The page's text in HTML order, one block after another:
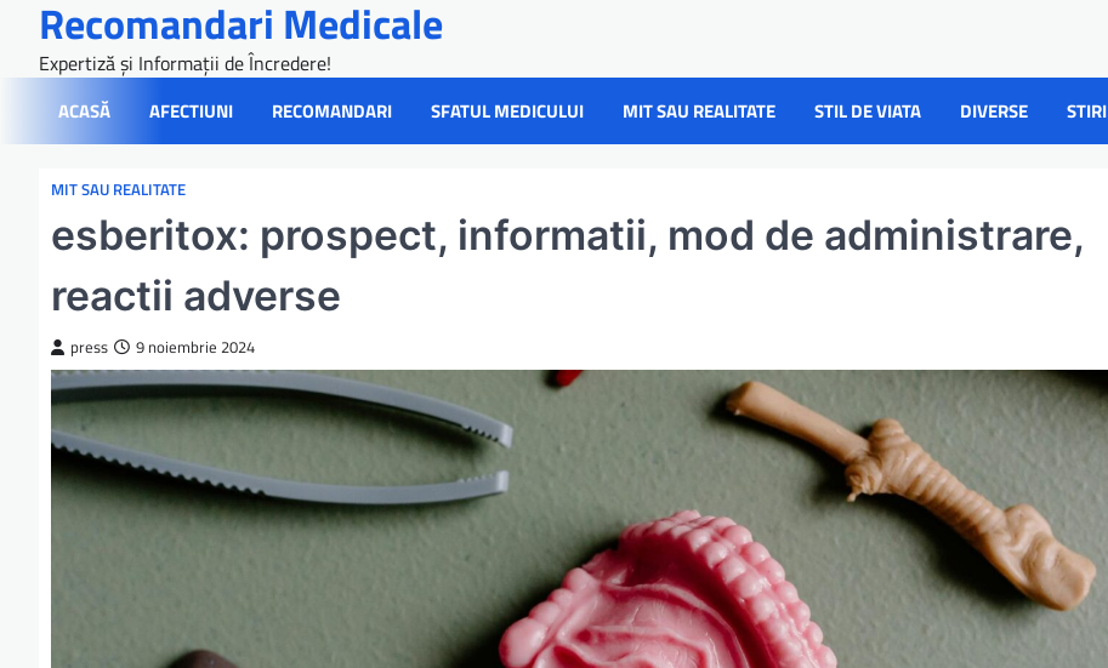
content
Recomandari Medicale
Expertiză și Informații de Încredere!
ACASĂ AFECTIUNI RECOMANDARI SFATUL MEDICULUI MIT SAU REALITATE STIL DE VIATA DIVERSE STIRI
MIT SAU REALITATE
esberitox: prospect, informatii, mod de administrare,
reactii adverse
press 9 noiembrie 2024